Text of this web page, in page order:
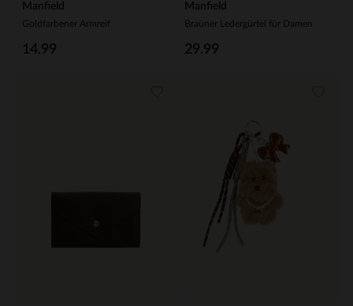
Manfield
Goldfarbener Armreif
14.99
Manfield
Brauner Ledergürtel für Damen
29.99